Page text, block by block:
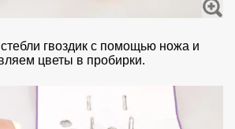
гвоздик с помощью ножа и
цветы в пробирки.